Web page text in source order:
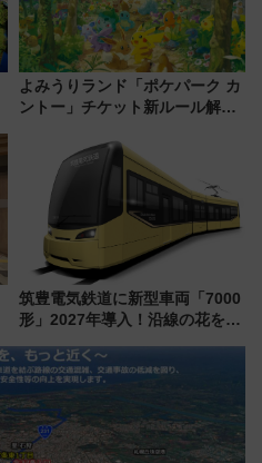
よみうりランド「ポケパーク カ
ントー」チケット新ルール解
本人確認が11月スタート
筑豊電気鉄道に新型車両「7000
形」2027年導入！沿線の花をイ
内は落ち着いたゆとりある空間
に